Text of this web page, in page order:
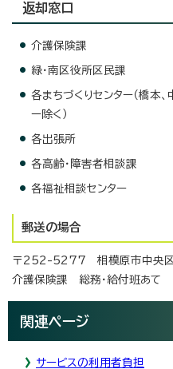
返却窓口
介護保険課
緑・南区役所区民課
各まちづくりセンター（橋本
ー除く）
各出張所
各高齢・障害者相談課
各福祉相談センター
郵送の場合
〒252-5277 相模原市中央区
介護保険課 総務・給付班あて
関連ページ
サービスの利用者負担